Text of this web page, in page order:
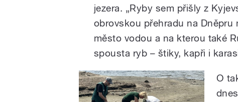
jezera. „Ryby sem přišly z
obrovskou přehradu na Dněpru
město vodou a na kterou také
spousta ryb – štiky, kapři i
O